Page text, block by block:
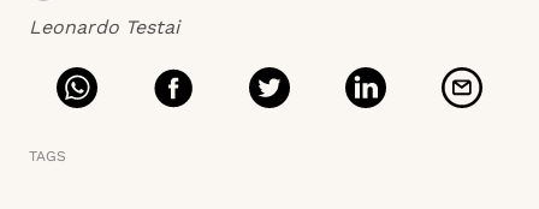
Leonardo Testai
TAGS